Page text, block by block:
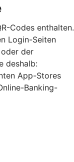
Codes enthalten.
Login-Seiten
der
deshalb:
App-Stores
Banking-